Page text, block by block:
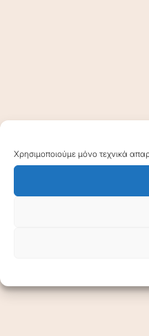
Χρησιμοποιούμε μόνο τεχνικά